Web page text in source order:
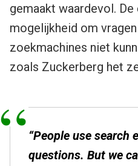
gemaakt waardevol.
mogelijkheid om
zoekmachines niet
zoals Zuckerberg het
“People use search
questions. But we